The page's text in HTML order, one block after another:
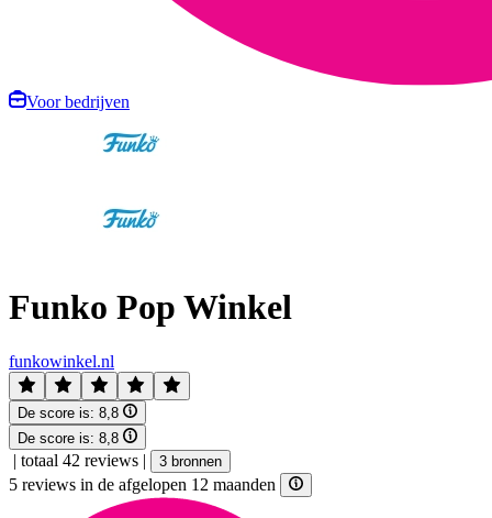
Voor bedrijven
Funko Pop Winkel
funkowinkel.nl
De score is: 8,8
De score is: 8,8
| totaal 42 reviews | 3 bronnen
5 reviews in de afgelopen 12 maanden